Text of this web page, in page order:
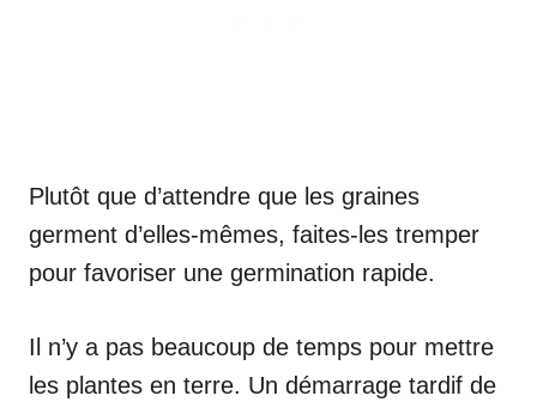
Plutôt que d’attendre que les graines
germent d’elles-mêmes, faites-les tremper
pour favoriser une germination rapide.
Il n’y a pas beaucoup de temps pour mettre
les plantes en terre. Un démarrage tardif de